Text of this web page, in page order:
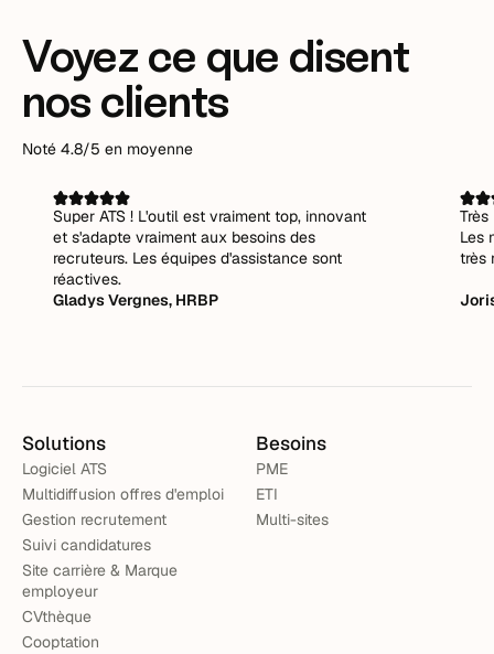
Voyez ce que disent
nos clients
Noté 4.8/5 en moyenne
Super ATS ! L'outil est vraiment top, innovant
et s'adapte vraiment aux besoins des
recruteurs. Les équipes d'assistance sont
réactives.
Gladys Vergnes, HRBP
Les
très
Solutions
Logiciel ATS
Multidiffusion offres d'emploi
Gestion recrutement
Suivi candidatures
Site carrière & Marque
employeur
CVthèque
Cooptation
Besoins
PME
ETI
Multi-sites